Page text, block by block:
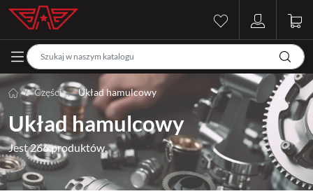
Części Układ hamulcowy
Układ hamulcowy
Jest 266 produktów.